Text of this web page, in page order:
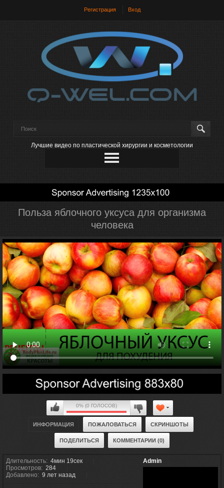
Регистрация Вход
Лучшие видео по пластической хирургии и косметологии
Польза яблочного уксуса для организма
человека
0% (0 ГОЛОСОВ)
ИНФОРМАЦИЯ ПОЖАЛОВАТЬСЯ СКРИНШОТЫ
ПОДЕЛИТЬСЯ КОММЕНТАРИИ (0)
Admin
Длительность: 4мин 19сек
Просмотров: 284
Добавлено: 9 лет назад